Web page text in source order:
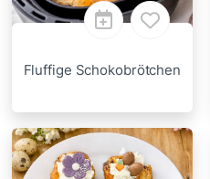
Fluffige Schokobrötchen